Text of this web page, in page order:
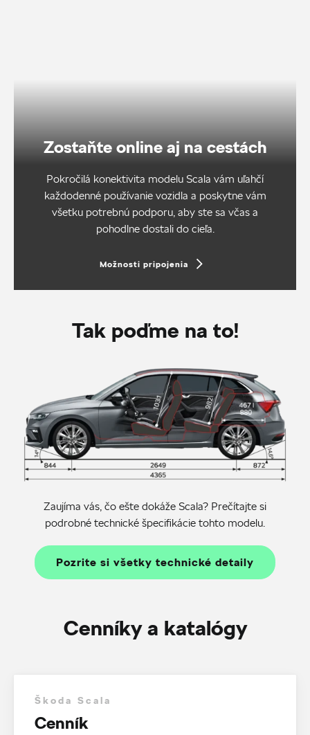
Zostaňte online aj na cestách
Pokročilá konektivita modelu Scala vám uľahčí
každodenné používanie vozidla a poskytne vám
všetku potrebnú podporu, aby ste sa včas a
pohodlne dostali do cieľa.
Možnosti pripojenia
Tak poďme na to!
Zaujíma vás, čo ešte dokáže Scala? Prečítajte si
podrobné technické špecifikácie tohto modelu.
Pozrite si všetky technické detaily
Cenníky a katalógy
Škoda Scala
Cenník